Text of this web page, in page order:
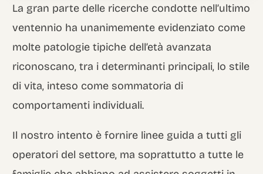
La gran parte delle ricerche condotte nell’ultimo
ventennio ha unanimemente evidenziato come
molte patologie tipiche dell’età avanzata
riconoscano, tra i determinanti principali, lo stile
di vita, inteso come sommatoria di
comportamenti individuali.
Il nostro intento è fornire linee guida a tutti gli
operatori del settore, ma soprattutto a tutte le